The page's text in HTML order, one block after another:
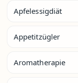
Apfelessigdiät
Appetitzügler
Aromatherapie